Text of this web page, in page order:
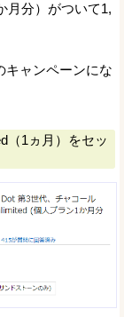
月分）がついて1,
キャンペーンにな
（1ヵ月）をセッ